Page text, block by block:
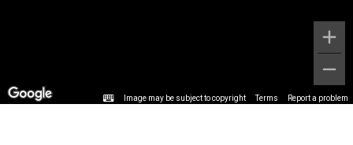
Image may be subject to copyright Terms Report a problem